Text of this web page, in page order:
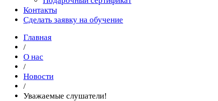
Контакты
Сделать заявку на обучение
Главная
/
О нас
/
Новости
/
Уважаемые слушатели!